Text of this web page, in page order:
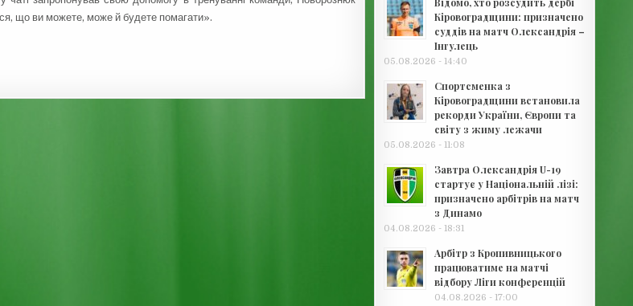
що ви можете, може й будете помагати».
Кіровоградщини: призначено
суддів на матч Олександрія –
Інгулець
05.08.2026 - 14:40
Спортсменка з
Кіровоградщини встановила
рекорди України, Європи та
світу з жиму лежачи
05.08.2026 - 11:08
Завтра Олександрія U-19
стартує у Національній лізі:
призначено арбітрів на матч
з Динамо
04.08.2026 - 18:31
Арбітр з Кропивницького
працюватиме на матчі
відбору Ліги конференцій
04.08.2026 - 17:00